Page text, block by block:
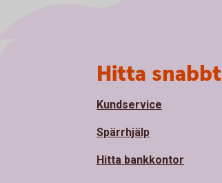
Hitta snabbt
Kundservice
Spärrhjälp
Hitta bankkontor